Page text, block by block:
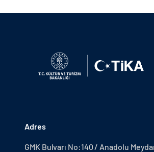
Adres
GMK Bulvarı No:140 / Anadolu